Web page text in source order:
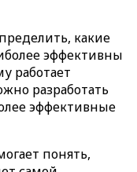
какие
эффективны
работает
разработать
эффективные
понять,